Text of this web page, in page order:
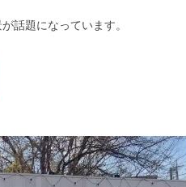
話題になっています。